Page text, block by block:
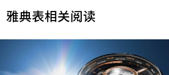
雅典表相关阅读